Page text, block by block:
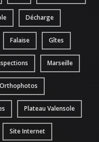
Décharge
Falaise Gîtes
Marseille
Orthophotos
Plateau Valensole
Site Internet